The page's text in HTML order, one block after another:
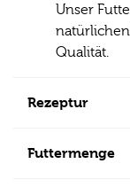
Unser
Qualität.
Rezeptur
Futtermenge